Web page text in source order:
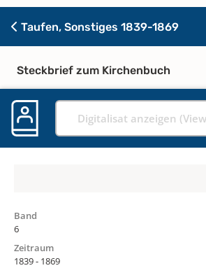
Taufen, Sonstiges 1839-1869
Steckbrief zum Kirchenbuch
Digitalisat anzeigen
Band
6
Zeitraum
1839 - 1869